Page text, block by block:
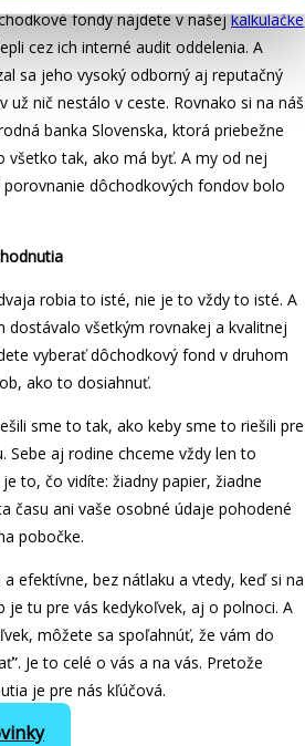
fondy nájdete v našejkalkulačke
cez ich interné audit oddelenia. A
sa jeho vysoký odborný aj reputačný
už nič nestálo v ceste. Rovnako si na náš
banka Slovenska, ktorá priebežne
všetko tak, ako má byť. A my od nej
dôchodkových fondov bolo
robia to isté, nie je to vždy to isté. A
dostávalo všetkým rovnakej a kvalitnej
vyberať dôchodkový fond v druhom
ako to dosiahnuť.
sme to tak, ako keby sme to riešili pre
Sebe aj rodine chceme vždy len to
to, čo vidíte: žiadny papier, žiadne
času ani vaše osobné údaje pohodené
pobočke.
efektívne, bez nátlaku a vtedy, keď si na
je tu pre vás kedykoľvek, aj o polnoci. A
môžete sa spoľahnúť, že vám do
Je to celé o vás a na vás. Pretože
je pre nás kľúčová.